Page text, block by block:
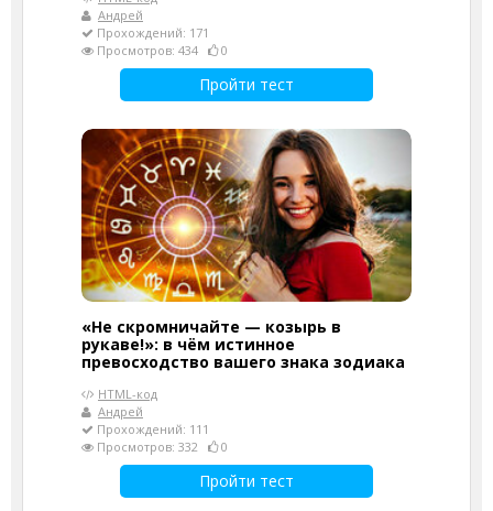
Андрей
Прохождений: 171
Просмотров: 434
0
Пройти тест
«Не скромничайте — козырь в
рукаве!»: в чём истинное
превосходство вашего знака зодиака
HTML-код
Андрей
Прохождений: 111
Просмотров: 332
0
Пройти тест